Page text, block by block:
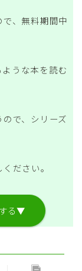
で、無料期間中
うな本を読む
で、シリーズ
ださい。
る▼